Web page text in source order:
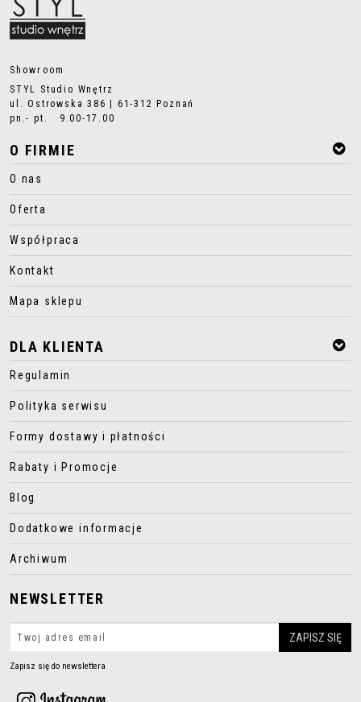
Showroom
STYL Studio Wnętrz
ul. Ostrowska 386 | 61-312 Poznań
pn.- pt. 9.00-17.00
O FIRMIE
O nas
Oferta
Współpraca
Kontakt
Mapa sklepu
DLA KLIENTA
Regulamin
Polityka serwisu
Formy dostawy i płatności
Rabaty i Promocje
Blog
Dodatkowe informacje
Archiwum
NEWSLETTER
Zapisz się do newslettera